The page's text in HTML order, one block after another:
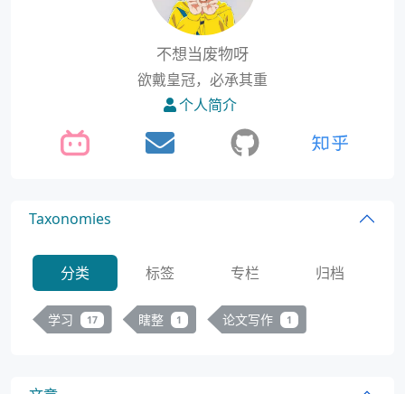
不想当废物呀
欲戴皇冠，必承其重
个人简介
Taxonomies
分类 标签 专栏 归档
学习 17 瞎整 1 论文写作 1